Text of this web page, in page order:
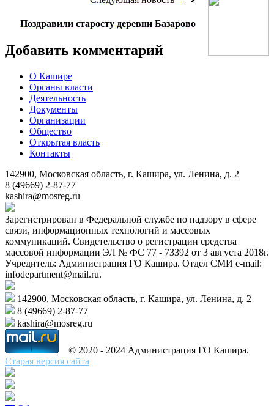
Поздравили старосту деревни Базарово
Добавить комментарий
О Кашире
Органы власти
Деятельность
Документы
Организации
Общество
Открытая власть
Контакты
142900, Московская область, г. Кашира, ул. Ленина, д. 2
8 (49669) 2-87-77
kashira@mosreg.ru
Зарегистрирован в Федеральной службе по надзору в сфере
связи, информационных технологий и массовых
коммуникаций. Свидетельство о регистрации средства
массовой информации ЭЛ № ФС 77 - 73392 от 3 августа 2018г.
Учредитель: Администрация ГО Кашира. Отдел СМИ e-mail:
infodepartment@mail.ru.
142900, Московская область, г. Кашира, ул. Ленина, д. 2
8 (49669) 2-87-77
kashira@mosreg.ru
© 2020 - 2024 Администрация ГО Кашира.
Старая версия сайта